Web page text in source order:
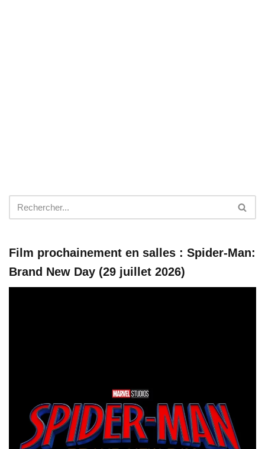
Film prochainement en salles : Spider-Man:
Brand New Day (29 juillet 2026)